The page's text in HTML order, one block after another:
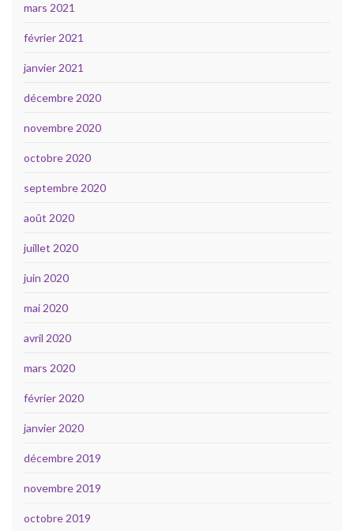
mars 2021
février 2021
janvier 2021
décembre 2020
novembre 2020
octobre 2020
septembre 2020
août 2020
juillet 2020
juin 2020
mai 2020
avril 2020
mars 2020
février 2020
janvier 2020
décembre 2019
novembre 2019
octobre 2019